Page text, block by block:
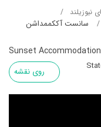
نیوزیلند
سانست آککممداشن
Sunset Accommodation
روی نقشه